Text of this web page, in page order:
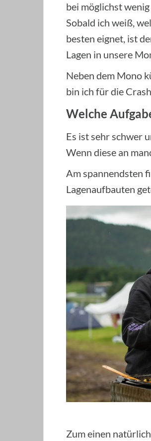
bei möglichst
Sobald ich weiß,
besten eignet, ist
Lagen in unsere
Neben dem Mono
bin ich für die
Welche
Es ist sehr schwer
Wenn diese an
Am spannendsten
Lagenaufbauten
Zum einen